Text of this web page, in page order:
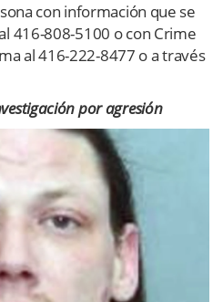
con información que se
416-808-5100 o con Crime
al 416-222-8477 o a través
por agresión